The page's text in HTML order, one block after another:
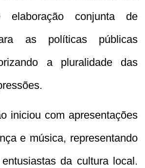
conjunta de
as políticas públicas
a pluralidade das
iniciou com apresentações
e música, representando
da cultura local.